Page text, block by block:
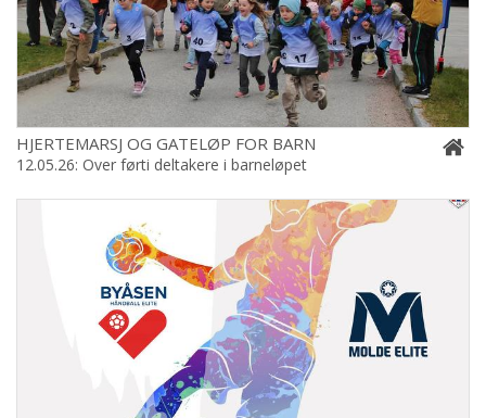
HJERTEMARSJ OG GATELØP FOR BARN
12.05.26: Over førti deltakere i barneløpet